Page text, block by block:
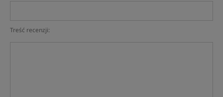
Treść recenzji: